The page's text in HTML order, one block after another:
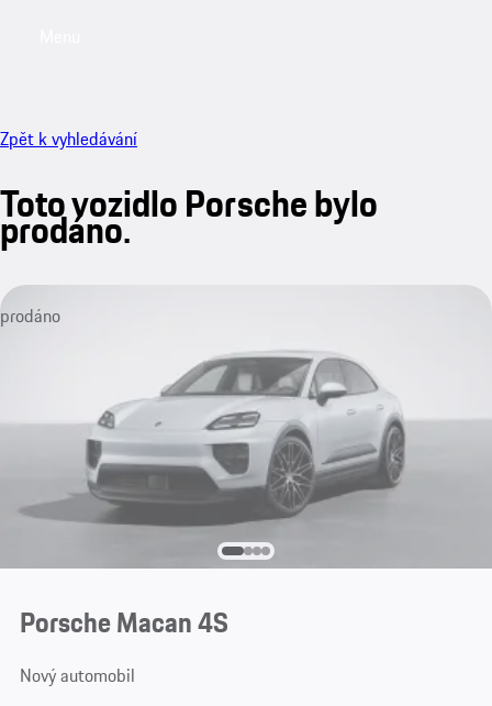
Zpět k vyhledávání
Toto vozidlo Porsche bylo
prodáno.
prodáno
Porsche Macan 4S
Nový automobil